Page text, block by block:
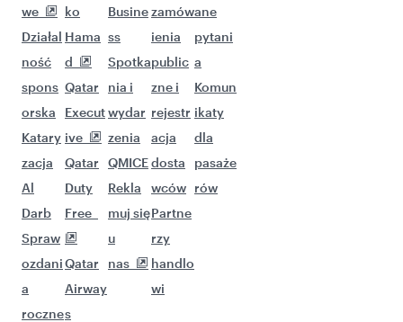
we
Działal
ność
spons
orska
Katary
zacja
Al
Darb
Spraw
ozdani
a
roczne
ko
Hama
d
Qatar
Execut
ive
Qatar
Duty
Free
Qatar
Airway
s
Busine
ss
Spotka
nia i
wydar
zenia
QMICE
Rekla
muj się
u
nas
zamów
ienia
public
zne i
rejestr
acja
dosta
wców
Partne
rzy
handlo
wi
ane
pytani
a
Komun
ikaty
dla
pasaże
rów